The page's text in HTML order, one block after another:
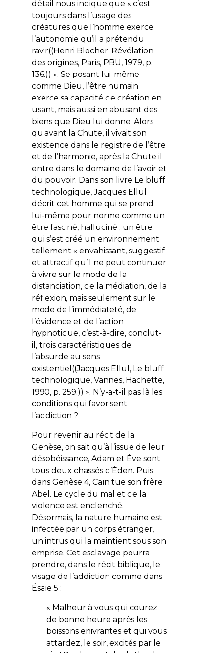
détail nous indique que « c’est
toujours dans l’usage des
créatures que l’homme exerce
l’autonomie qu’il a prétendu
ravir((Henri Blocher, Révélation
des origines, Paris, PBU, 1979, p.
136.)) ». Se posant lui-même
comme Dieu, l’être humain
exerce sa capacité de création en
usant, mais aussi en abusant des
biens que Dieu lui donne. Alors
qu’avant la Chute, il vivait son
existence dans le registre de l’être
et de l’harmonie, après la Chute il
entre dans le domaine de l’avoir et
du pouvoir. Dans son livre Le bluff
technologique, Jacques Ellul
décrit cet homme qui se prend
lui-même pour norme comme un
être fasciné, halluciné ; un être
qui s’est créé un environnement
tellement « envahissant, suggestif
et attractif qu’il ne peut continuer
à vivre sur le mode de la
distanciation, de la médiation, de la
réflexion, mais seulement sur le
mode de l’immédiateté, de
l’évidence et de l’action
hypnotique, c’est-à-dire, conclut-
il, trois caractéristiques de
l’absurde au sens
existentiel((Jacques Ellul, Le bluff
technologique, Vannes, Hachette,
1990, p. 259.)) ». N’y-a-t-il pas là les
conditions qui favorisent
l’addiction ?
Pour revenir au récit de la
Genèse, on sait qu’à l’issue de leur
désobéissance, Adam et Ève sont
tous deux chassés d’Éden. Puis
dans Genèse 4, Caïn tue son frère
Abel. Le cycle du mal et de la
violence est enclenché.
Désormais, la nature humaine est
infectée par un corps étranger,
un intrus qui la maintient sous son
emprise. Cet esclavage pourra
prendre, dans le récit biblique, le
visage de l’addiction comme dans
Ésaïe 5 :
« Malheur à vous qui courez
de bonne heure après les
boissons enivrantes et qui vous
attardez, le soir, excités par le